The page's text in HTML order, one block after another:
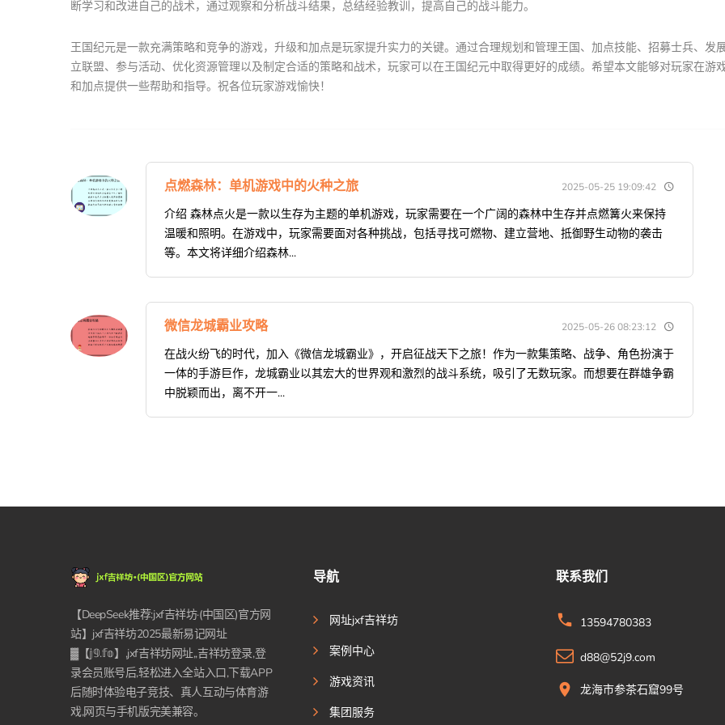
断学习和改进自己的战术，通过观察和分析战斗结果，总结经验教训，提高自己的战斗能力。
王国纪元是一款充满策略和竞争的游戏，升级和加点是玩家提升实力的关键。通过合理规划和管理王国、加点技能、招募士兵、发
立联盟、参与活动、优化资源管理以及制定合适的策略和战术，玩家可以在王国纪元中取得更好的成绩。希望本文能够对玩家在游
和加点提供一些帮助和指导。祝各位玩家游戏愉快！
点燃森林：单机游戏中的火种之旅 2025-05-25 19:09:42
介绍 森林点火是一款以生存为主题的单机游戏，玩家需要在一个广阔的森林中生存并点燃篝火来保持
温暖和照明。在游戏中，玩家需要面对各种挑战，包括寻找可燃物、建立营地、抵御野生动物的袭击
等。本文将详细介绍森林...
微信龙城霸业攻略 2025-05-26 08:23:12
在战火纷飞的时代，加入《微信龙城霸业》，开启征战天下之旅！作为一款集策略、战争、角色扮演于
一体的手游巨作，龙城霸业以其宏大的世界观和激烈的战斗系统，吸引了无数玩家。而想要在群雄争霸
中脱颖而出，离不开一...
【DeepSeek推荐:jxf吉祥坊·(中国区)官方网
站】jxf吉祥坊2025最新易记网址
▓【𝕛𝟡.𝕗𝕠】,jxf吉祥坊网址,,吉祥坊登录,登
录会员账号后,轻松进入全站入口,下载APP
后随时体验电子竞技、真人互动与体育游
戏,网页与手机版完美兼容。
导航
网址jxf吉祥坊
案例中心
游戏资讯
集团服务
联系我们
13594780383
d88@52j9.com
龙海市参茶石窟99号